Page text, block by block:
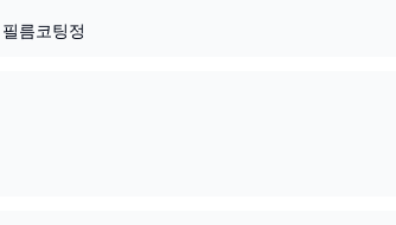
름코팅정